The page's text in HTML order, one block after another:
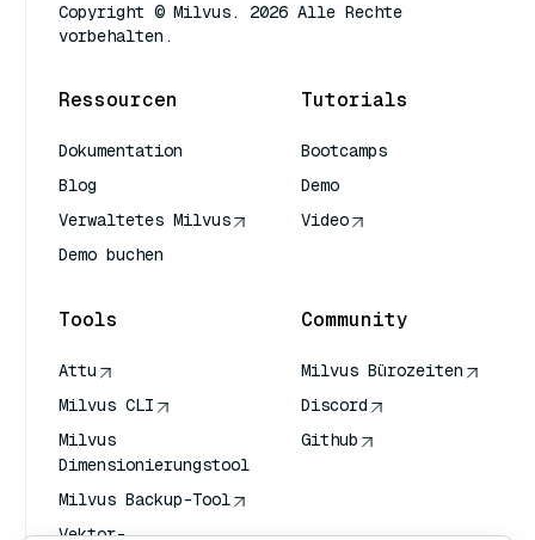
Copyright © Milvus. 2026 Alle Rechte
vorbehalten.
Ressourcen
Dokumentation
Blog
Verwaltetes Milvus
Demo buchen
Tutorials
Bootcamps
Demo
Video
Tools
Attu
Milvus CLI
Milvus
Dimensionierungstool
Milvus Backup-Tool
Vektor-
Community
Milvus Bürozeiten
Discord
Github